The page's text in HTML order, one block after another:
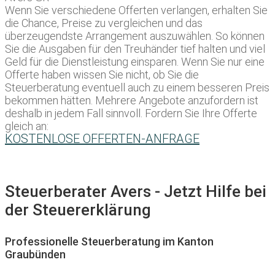
Wenn Sie verschiedene Offerten verlangen, erhalten Sie
die Chance, Preise zu vergleichen und das
überzeugendste Arrangement auszuwählen. So können
Sie die Ausgaben für den Treuhänder tief halten und viel
Geld für die Dienstleistung einsparen. Wenn Sie nur eine
Offerte haben wissen Sie nicht, ob Sie die
Steuerberatung eventuell auch zu einem besseren Preis
bekommen hätten. Mehrere Angebote anzufordern ist
deshalb in jedem Fall sinnvoll. Fordern Sie Ihre Offerte
gleich an:
KOSTENLOSE OFFERTEN-ANFRAGE
Steuerberater Avers - Jetzt Hilfe bei
der Steuererklärung
Professionelle Steuerberatung im Kanton
Graubünden